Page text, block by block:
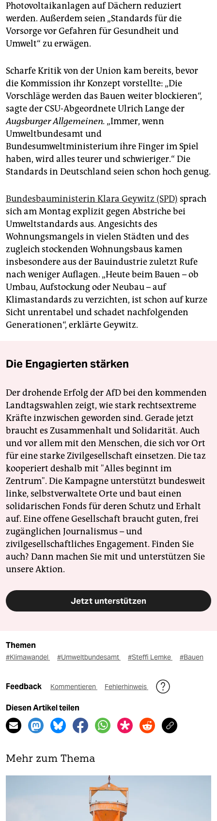
Photovoltaikanlagen auf Dächern reduziert
werden. Außerdem seien „Standards für die
Vorsorge vor Gefahren für Gesundheit und
Umwelt“ zu erwägen.
Scharfe Kritik von der Union kam bereits, bevor
die Kommission ihr Konzept vorstellte: „Die
Vorschläge werden das Bauen weiter blockieren“,
sagte der CSU-Abgeordnete Ulrich Lange der
Augsburger Allgemeinen. „Immer, wenn
Umweltbundesamt und
Bundesumweltministerium ihre Finger im Spiel
haben, wird alles teurer und schwieriger.“ Die
Standards in Deutschland seien schon hoch genug.
Bundesbauministerin Klara Geywitz (SPD) sprach
sich am Montag explizit gegen Abstriche bei
Umweltstandards aus. Angesichts des
Wohnungsmangels in vielen Städten und des
zugleich stockenden Wohnungsbaus kamen
insbesondere aus der Bauindustrie zuletzt Rufe
nach weniger Auflagen. „Heute beim Bauen – ob
Umbau, Aufstockung oder Neubau – auf
Klimastandards zu verzichten, ist schon auf kurze
Sicht unrentabel und schadet nachfolgenden
Generationen“, erklärte Geywitz.
Die Engagierten stärken
Der drohende Erfolg der AfD bei den kommenden
Landtagswahlen zeigt, wie stark rechtsextreme
Kräfte inzwischen geworden sind. Gerade jetzt
braucht es Zusammenhalt und Solidarität. Auch
und vor allem mit den Menschen, die sich vor Ort
für eine starke Zivilgesellschaft einsetzen. Die taz
kooperiert deshalb mit "Alles beginnt im
Zentrum". Die Kampagne unterstützt bundesweit
linke, selbstverwaltete Orte und baut einen
solidarischen Fonds für deren Schutz und Erhalt
auf. Eine offene Gesellschaft braucht guten, frei
zugänglichen Journalismus – und
zivilgesellschaftliches Engagement. Finden Sie
auch? Dann machen Sie mit und unterstützen Sie
unsere Aktion.
Jetzt unterstützen
Themen
#Klimawandel #Umweltbundesamt #Steffi Lemke #Bauen
Feedback Kommentieren Fehlerhinweis
Diesen Artikel teilen
Mehr zum Thema